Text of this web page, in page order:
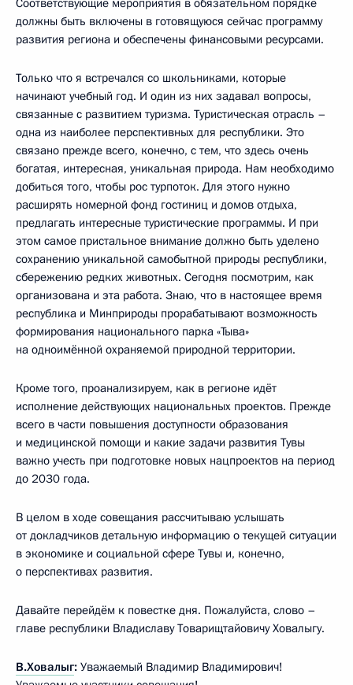
должны быть включены в готовящуюся сейчас программу
развития региона и обеспечены финансовыми ресурсами.
Только что я встречался со школьниками, которые
начинают учебный год. И один из них задавал вопросы,
связанные с развитием туризма. Туристическая отрасль –
одна из наиболее перспективных для республики. Это
связано прежде всего, конечно, с тем, что здесь очень
богатая, интересная, уникальная природа. Нам необходимо
добиться того, чтобы рос турпоток. Для этого нужно
расширять номерной фонд гостиниц и домов отдыха,
предлагать интересные туристические программы. И при
этом самое пристальное внимание должно быть уделено
сохранению уникальной самобытной природы республики,
сбережению редких животных. Сегодня посмотрим, как
организована и эта работа. Знаю, что в настоящее время
республика и Минприроды прорабатывают возможность
формирования национального парка «Тыва»
на одноимённой охраняемой природной территории.
Кроме того, проанализируем, как в регионе идёт
исполнение действующих национальных проектов. Прежде
всего в части повышения доступности образования
и медицинской помощи и какие задачи развития Тувы
важно учесть при подготовке новых нацпроектов на период
до 2030 года.
В целом в ходе совещания рассчитываю услышать
от докладчиков детальную информацию о текущей ситуации
в экономике и социальной сфере Тувы и, конечно,
о перспективах развития.
Давайте перейдём к повестке дня. Пожалуйста, слово –
главе республики Владиславу Товарищтайовичу Ховалыгу.
В.Ховалыг: Уважаемый Владимир Владимирович!